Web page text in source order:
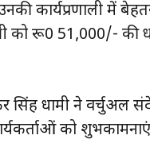
कार्यप्रणाली में
को रू0 51,000/- की
सिंह धामी ने
को